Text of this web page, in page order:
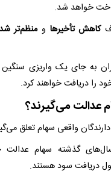
خواهد شد.
کاهش تأخیرها ومنظم‌تر
به جای یک واریزی
را دریافت خواهند کرد.
عدالت می‌گیرند؟
واقعی سهام تعلق
گذشته سهام عدالت
دریافت سود هستند.